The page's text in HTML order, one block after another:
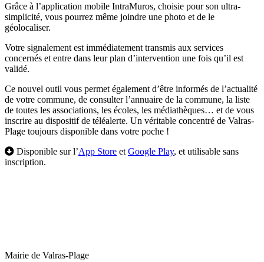
Grâce à l’application mobile IntraMuros, choisie pour son ultra-
simplicité, vous pourrez même joindre une photo et de le
géolocaliser.
Votre signalement est immédiatement transmis aux services
concernés et entre dans leur plan d’intervention une fois qu’il est
validé.
Ce nouvel outil vous permet également d’être informés de l’actualité
de votre commune, de consulter l’annuaire de la commune, la liste
de toutes les associations, les écoles, les médiathèques… et de vous
inscrire au dispositif de téléalerte. Un véritable concentré de Valras-
Plage toujours disponible dans votre poche !
Disponible sur l’App Store et Google Play, et utilisable sans
inscription.
Mairie de Valras-Plage